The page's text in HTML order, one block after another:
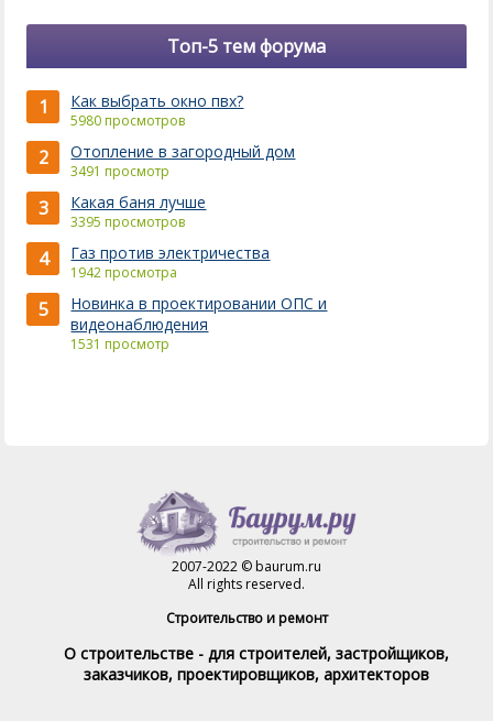
Топ-5 тем форума
1 Как выбрать окно пвх?
5980 просмотров
2 Отопление в загородный дом
3491 просмотр
3 Какая баня лучше
3395 просмотров
4 Газ против электричества
1942 просмотра
5
Новинка в проектировании ОПС и
видеонаблюдения
1531 просмотр
2007-2022 © baurum.ru
All rights reserved.
Строительство и ремонт
О строительстве - для строителей, застройщиков,
заказчиков, проектировщиков, архитекторов